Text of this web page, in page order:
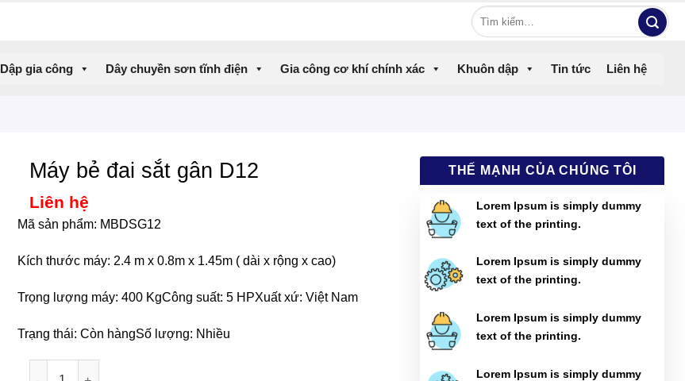
Dập gia công Dây chuyền sơn tĩnh điện Gia công cơ khí chính xác Khuôn dập Tin tức Liên hệ
Máy bẻ đai sắt gân D12
Liên hệ
Mã sản phẩm: MBDSG12
Kích thước máy: 2.4 m x 0.8m x 1.45m ( dài x rộng x cao)
Trọng lượng máy: 400 KgCông suất: 5 HPXuất xứ: Việt Nam
Trạng thái: Còn hàngSố lượng: Nhiều
THẾ MẠNH CỦA CHÚNG TÔI
Lorem Ipsum is simply dummy
text of the printing.
Lorem Ipsum is simply dummy
text of the printing.
Lorem Ipsum is simply dummy
text of the printing.
Lorem Ipsum is simply dummy